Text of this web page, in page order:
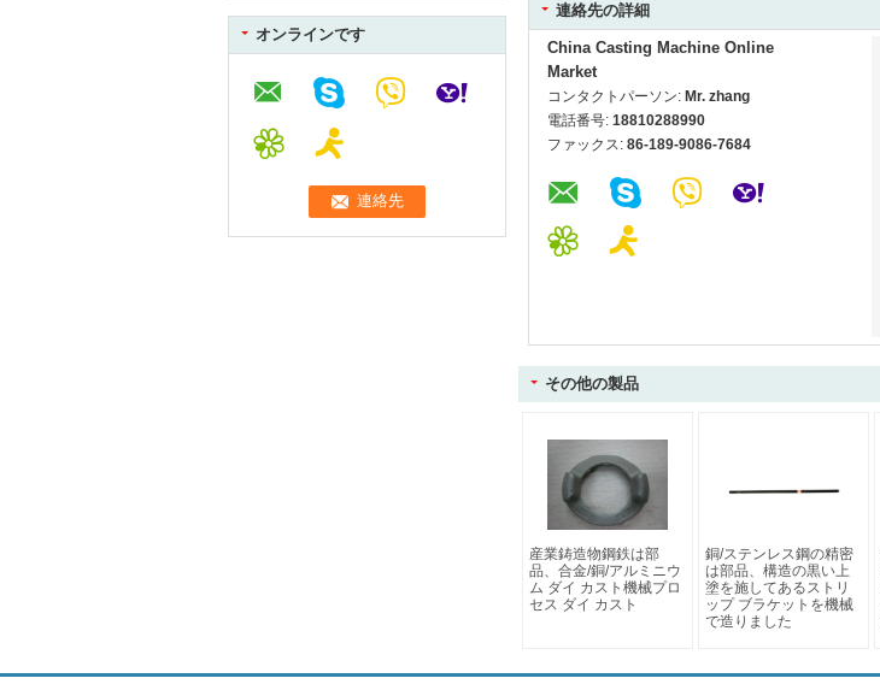
オンラインです
連絡先の詳細
China Casting Machine Online
Market
コンタクトパーソン: Mr. zhang
電話番号: 18810288990
ファックス: 86-189-9086-7684
その他の製品
産業鋳造物鋼鉄は部
品、合金/銅/アルミニウ
ム ダイ カスト機械プロ
セス ダイ カスト
銅/ステンレス鋼の精密
は部品、構造の黒い上
塗を施してあるストリ
ップ ブラケットを機械
で造りました